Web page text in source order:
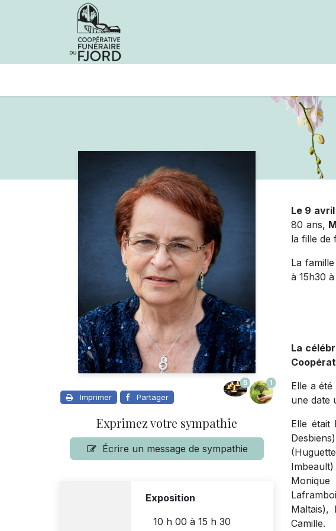
Imprimer Partager
5 1
Exprimez votre sympathie
Écrire un message de sympathie
Exposition
10 h 00 à 15 h 30
Le 9
80 ans,
la fille de
La
à 15h30 à
La
Elle a
une date
Elle était
Camille.